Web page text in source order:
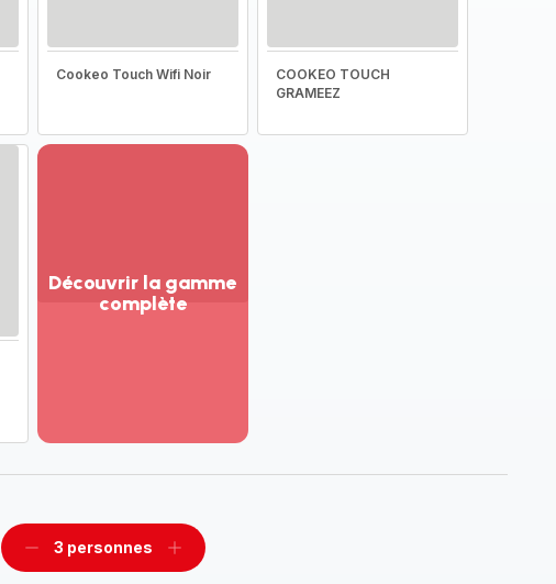
Cookeo Touch Wifi Noir
COOKEO TOUCH
GRAMEEZ
Découvrir la gamme
complète
-
Supprimer
3 personnes
Ajouter